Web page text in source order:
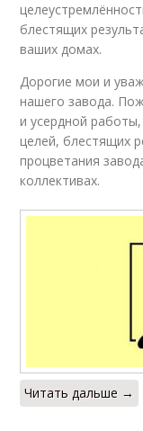
блестящих
ваших домах.
Дорогие мои и
нашего завода.
и усердной
целей, блестящих
процветания
коллективах.
Читать дальше →